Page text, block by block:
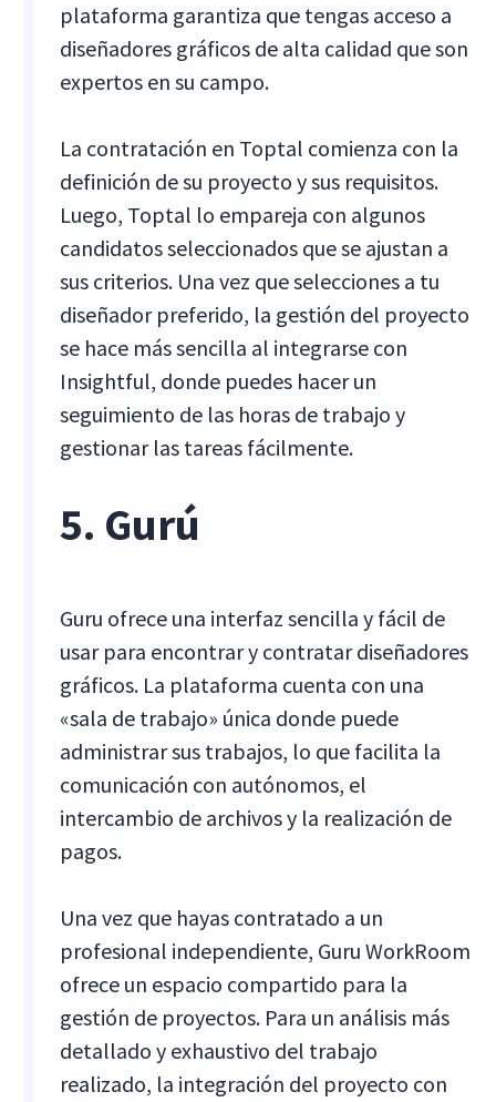
plataforma garantiza que tengas acceso a
diseñadores gráficos de alta calidad que son
expertos en su campo.
La contratación en Toptal comienza con la
definición de su proyecto y sus requisitos.
Luego, Toptal lo empareja con algunos
candidatos seleccionados que se ajustan a
sus criterios. Una vez que selecciones a tu
diseñador preferido, la gestión del proyecto
se hace más sencilla al integrarse con
Insightful, donde puedes hacer un
seguimiento de las horas de trabajo y
gestionar las tareas fácilmente.
5. Gurú
Guru ofrece una interfaz sencilla y fácil de
usar para encontrar y contratar diseñadores
gráficos. La plataforma cuenta con una
«sala de trabajo» única donde puede
administrar sus trabajos, lo que facilita la
comunicación con autónomos, el
intercambio de archivos y la realización de
pagos.
Una vez que hayas contratado a un
profesional independiente, Guru WorkRoom
ofrece un espacio compartido para la
gestión de proyectos. Para un análisis más
detallado y exhaustivo del trabajo
realizado, la integración del proyecto con